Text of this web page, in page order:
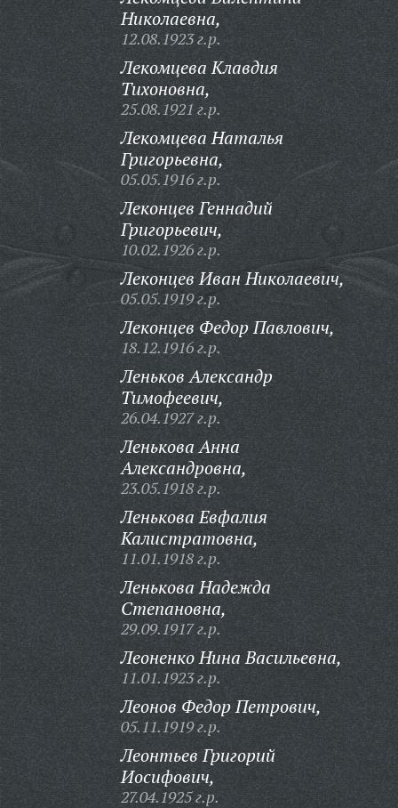
Николаевна,
12.08.1923 г.р.
Лекомцева Клавдия
Тихоновна,
25.08.1921 г.р.
Лекомцева Наталья
Григорьевна,
05.05.1916 г.р.
Леконцев Геннадий
Григорьевич,
10.02.1926 г.р.
Леконцев Иван Николаевич,
05.05.1919 г.р.
Леконцев Федор Павлович,
18.12.1916 г.р.
Леньков Александр
Тимофеевич,
26.04.1927 г.р.
Ленькова Анна
Александровна,
23.05.1918 г.р.
Ленькова Евфалия
Калистратовна,
11.01.1918 г.р.
Ленькова Надежда
Степановна,
29.09.1917 г.р.
Леоненко Нина Васильевна,
11.01.1923 г.р.
Леонов Федор Петрович,
05.11.1919 г.р.
Леонтьев Григорий
Иосифович,
27.04.1925 г.р.